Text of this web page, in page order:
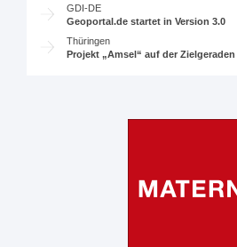
GDI-DE
Geoportal.de startet in Version 3.0
Thüringen
Projekt „Amsel“ auf der Zielgeraden